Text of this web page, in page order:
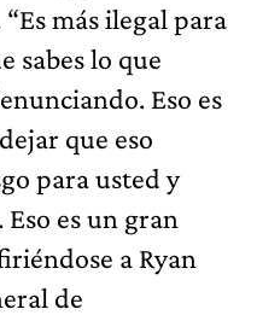
más ilegal para
sabes lo que
Eso es
que eso
para usted y
es un gran
a Ryan
de